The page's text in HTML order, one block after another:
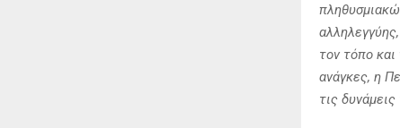
τον τόπο
ανάγκες, η
τις δυνάμεις